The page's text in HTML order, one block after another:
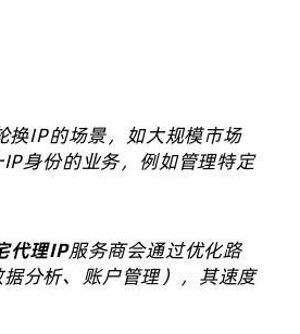
换IP的场景，如大规模市场
身份的业务，例如管理特定
代理IP服务商会通过优化路
分析、账户管理），其速度